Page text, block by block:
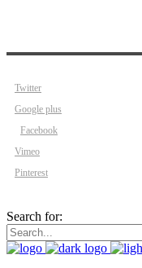
Twitter
Google plus
Facebook
Vimeo
Pinterest
Search for: